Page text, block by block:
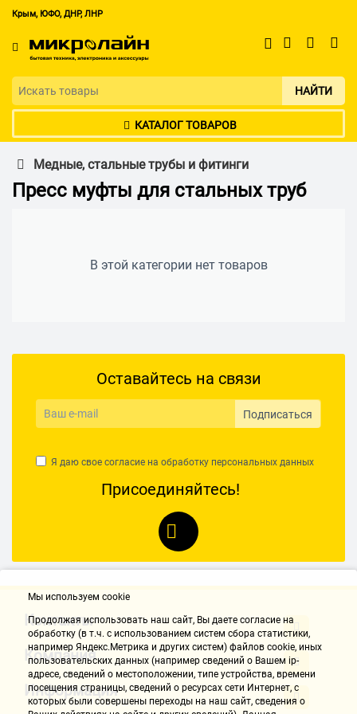
Крым, ЮФО, ДНР, ЛНР
НАЙТИ
КАТАЛОГ ТОВАРОВ
Медные, стальные трубы и фитинги
Пресс муфты для стальных труб
В этой категории нет товаров
Оставайтесь на связи
Подписаться
Я даю свое согласие на обработку персональных данных
Присоединяйтесь!
Контакты
Компания
Информация
Мы используем cookie
Продолжая использовать наш cайт, Вы даете согласие на
обработку (в т.ч. с использованием систем сбора статистики,
например Яндекс.Метрика и других систем) файлов cookie, иных
пользовательских данных (например сведений о Вашем ip-
адресе, сведений о местоположении, типе устройства, времени
посещения страницы, сведений о ресурсах сети Интернет, с
которых были совершены переходы на наш сайт, сведения о